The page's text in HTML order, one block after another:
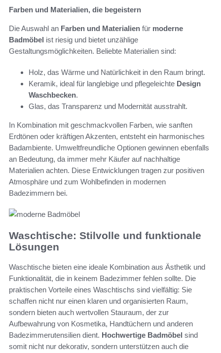
Farben und Materialien, die begeistern
Die Auswahl an Farben und Materialien für moderne
Badmöbel ist riesig und bietet unzählige
Gestaltungsmöglichkeiten. Beliebte Materialien sind:
Holz, das Wärme und Natürlichkeit in den Raum bringt.
Keramik, ideal für langlebige und pflegeleichte Design
Waschbecken.
Glas, das Transparenz und Modernität ausstrahlt.
In Kombination mit geschmackvollen Farben, wie sanften
Erdtönen oder kräftigen Akzenten, entsteht ein harmonisches
Badambiente. Umweltfreundliche Optionen gewinnen ebenfalls
an Bedeutung, da immer mehr Käufer auf nachhaltige
Materialien achten. Diese Entwicklungen tragen zur positiven
Atmosphäre und zum Wohlbefinden in modernen
Badezimmern bei.
Waschtische: Stilvolle und funktionale
Lösungen
Waschtische bieten eine ideale Kombination aus Ästhetik und
Funktionalität, die in keinem Badezimmer fehlen sollte. Die
praktischen Vorteile eines Waschtischs sind vielfältig: Sie
schaffen nicht nur einen klaren und organisierten Raum,
sondern bieten auch wertvollen Stauraum, der zur
Aufbewahrung von Kosmetika, Handtüchern und anderen
Badezimmerutensilien dient. Hochwertige Badmöbel sind
somit nicht nur dekorativ, sondern unterstützen auch die